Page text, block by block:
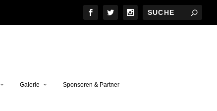
Galerie Sponsoren & Partner